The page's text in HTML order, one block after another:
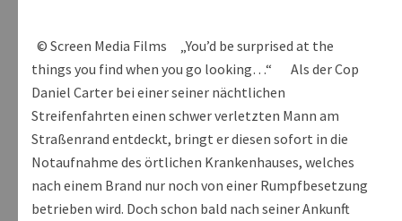
© Screen Media Films „You’d be surprised at the
things you find when you go looking…“ Als der Cop
Daniel Carter bei einer seiner nächtlichen
Streifenfahrten einen schwer verletzten Mann am
Straßenrand entdeckt, bringt er diesen sofort in die
Notaufnahme des örtlichen Krankenhauses, welches
nach einem Brand nur noch von einer Rumpfbesetzung
betrieben wird. Doch schon bald nach seiner Ankunft